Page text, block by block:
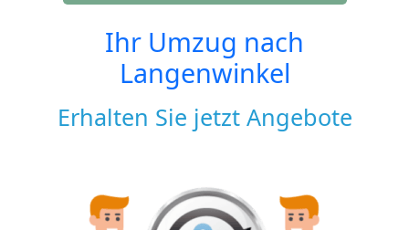
Ihr Umzug nach
Langenwinkel
Erhalten Sie jetzt Angebote